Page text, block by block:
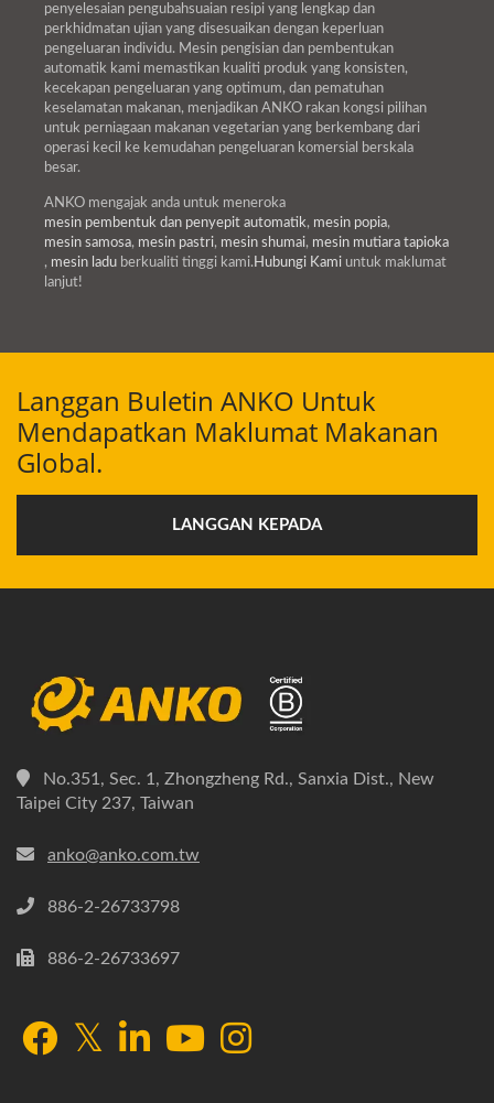
penyelesaian pengubahsuaian resipi yang lengkap dan
perkhidmatan ujian yang disesuaikan dengan keperluan
pengeluaran individu. Mesin pengisian dan pembentukan
automatik kami memastikan kualiti produk yang konsisten,
kecekapan pengeluaran yang optimum, dan pematuhan
keselamatan makanan, menjadikan ANKO rakan kongsi pilihan
untuk perniagaan makanan vegetarian yang berkembang dari
operasi kecil ke kemudahan pengeluaran komersial berskala
besar.
ANKO mengajak anda untuk meneroka
mesin pembentuk dan penyepit automatik, mesin popia,
mesin samosa, mesin pastri, mesin shumai, mesin mutiara tapioka
, mesin ladu berkualiti tinggi kami.Hubungi Kami untuk maklumat
lanjut!
Langgan Buletin ANKO Untuk
Mendapatkan Maklumat Makanan
Global.
LANGGAN KEPADA
No.351, Sec. 1, Zhongzheng Rd., Sanxia Dist., New
Taipei City 237, Taiwan
anko@anko.com.tw
886-2-26733798
886-2-26733697